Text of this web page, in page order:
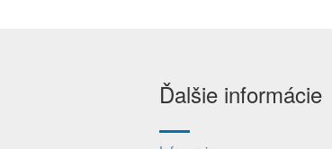
Ďalšie informácie